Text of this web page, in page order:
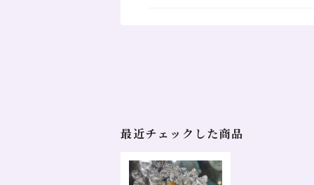
最近チェックした商品